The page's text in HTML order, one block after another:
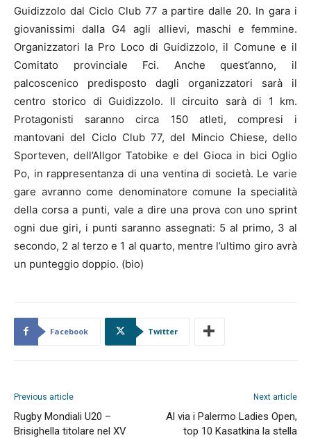
Guidizzolo dal Ciclo Club 77 a partire dalle 20. In gara i
giovanissimi dalla G4 agli allievi, maschi e femmine.
Organizzatori la Pro Loco di Guidizzolo, il Comune e il
Comitato provinciale Fci. Anche quest’anno, il
palcoscenico predisposto dagli organizzatori sarà il
centro storico di Guidizzolo. Il circuito sarà di 1 km.
Protagonisti saranno circa 150 atleti, compresi i
mantovani del Ciclo Club 77, del Mincio Chiese, dello
Sporteven, dell’Allgor Tatobike e del Gioca in bici Oglio
Po, in rappresentanza di una ventina di società. Le varie
gare avranno come denominatore comune la specialità
della corsa a punti, vale a dire una prova con uno sprint
ogni due giri, i punti saranno assegnati: 5 al primo, 3 al
secondo, 2 al terzo e 1 al quarto, mentre l’ultimo giro avrà
un punteggio doppio. (bio)
Facebook Twitter
Previous article
Rugby Mondiali U20 –
Brisighella titolare nel XV
Next article
Al via i Palermo Ladies Open,
top 10 Kasatkina la stella